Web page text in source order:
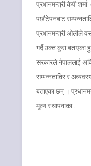
प्रधानमन्त्री केपी
पछौटेपनबाट
प्रधानमन्त्री ओलीले
गर्दै उक्त कुरा
सरकारले नेपाललाई
सम्पन्नतातिर र
बताएका छन् ।
मूल्य स्थापनाका…